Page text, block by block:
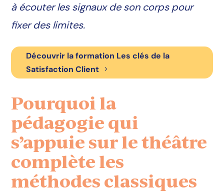
à écouter les signaux de son corps pour
fixer des limites.
Découvrir la formation Les clés de la
Satisfaction Client
Pourquoi la
pédagogie qui
s’appuie sur le théâtre
complète les
méthodes classiques